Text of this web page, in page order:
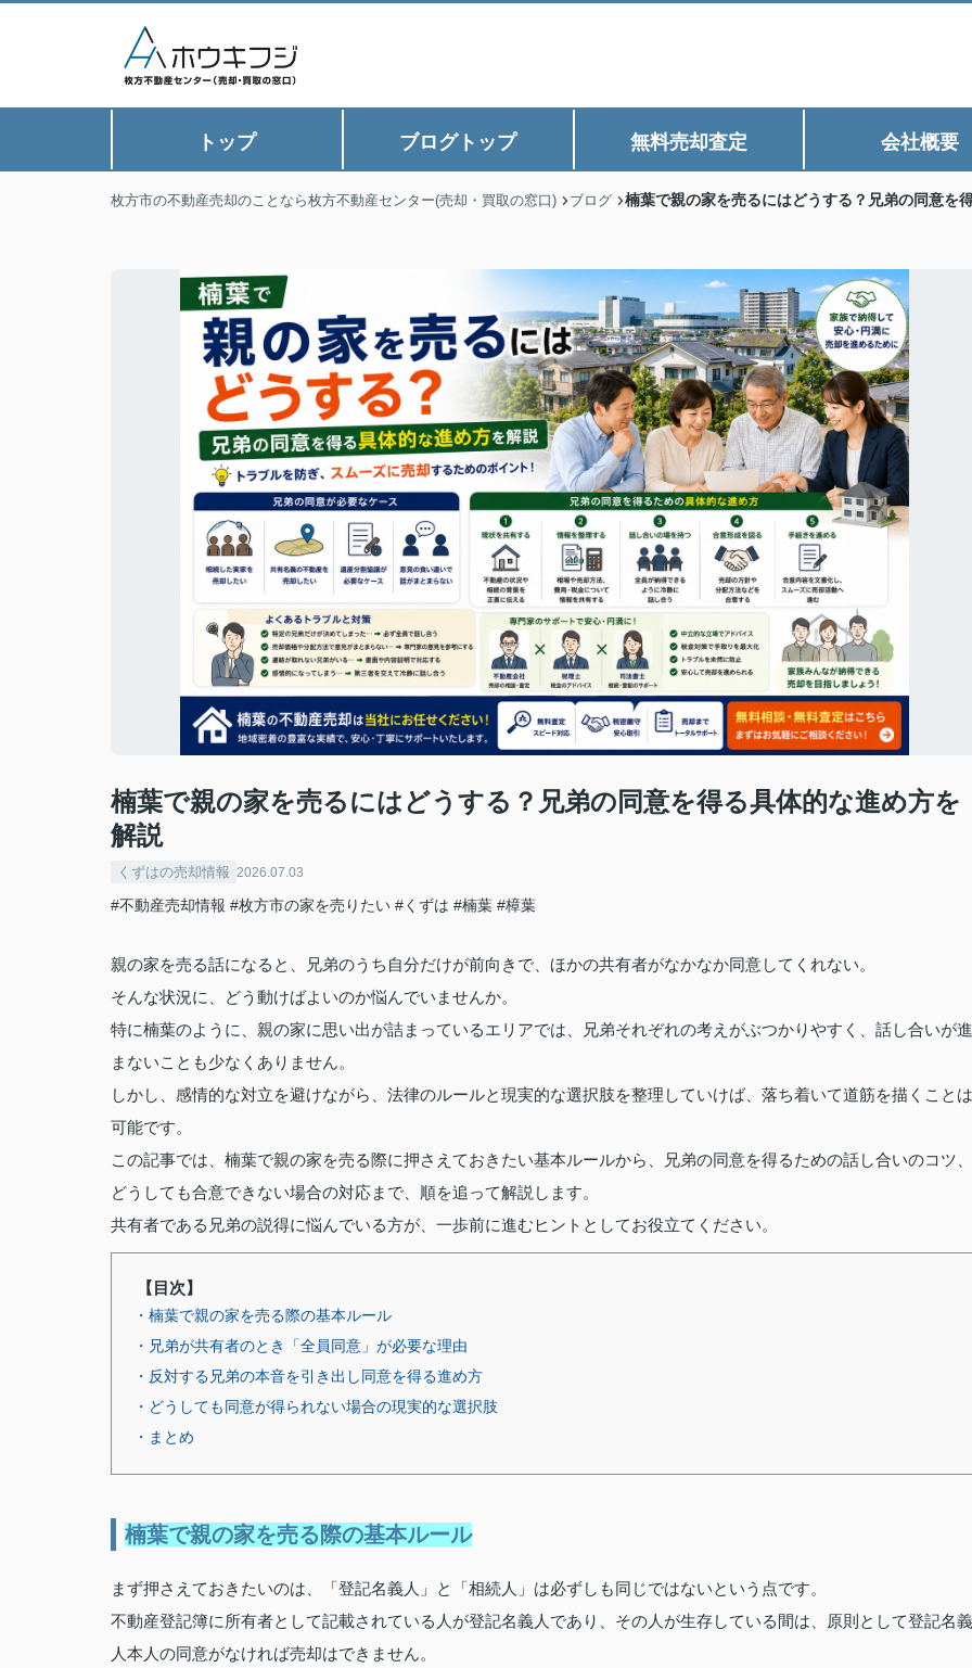
トップ ブログトップ 無料売却査定 会社概要
枚方市の不動産売却のことなら枚方不動産センター(売却・買取の窓口) ブログ 楠葉で親の家を売るにはどうする？兄弟の同意を
楠葉で親の家を売るにはどうする？兄弟の同意を得る具体的な進め方を
解説
くずはの売却情報 2026.07.03
#不動産売却情報 #枚方市の家を売りたい #くずは #楠葉 #樟葉
親の家を売る話になると、兄弟のうち自分だけが前向きで、ほかの共有者がなかなか同意してくれない。
そんな状況に、どう動けばよいのか悩んでいませんか。
特に楠葉のように、親の家に思い出が詰まっているエリアでは、兄弟それぞれの考えがぶつかりやすく、話し合いが進
まないことも少なくありません。
しかし、感情的な対立を避けながら、法律のルールと現実的な選択肢を整理していけば、落ち着いて道筋を描くことは
可能です。
この記事では、楠葉で親の家を売る際に押さえておきたい基本ルールから、兄弟の同意を得るための話し合いのコツ、
どうしても合意できない場合の対応まで、順を追って解説します。
共有者である兄弟の説得に悩んでいる方が、一歩前に進むヒントとしてお役立てください。
【目次】
・楠葉で親の家を売る際の基本ルール
・兄弟が共有者のとき「全員同意」が必要な理由
・反対する兄弟の本音を引き出し同意を得る進め方
・どうしても同意が得られない場合の現実的な選択肢
・まとめ
楠葉で親の家を売る際の基本ルール
まず押さえておきたいのは、「登記名義人」と「相続人」は必ずしも同じではないという点です。
不動産登記簿に所有者として記載されている人が登記名義人であり、その人が生存している間は、原則として登記名義
人本人の同意がなければ売却はできません。